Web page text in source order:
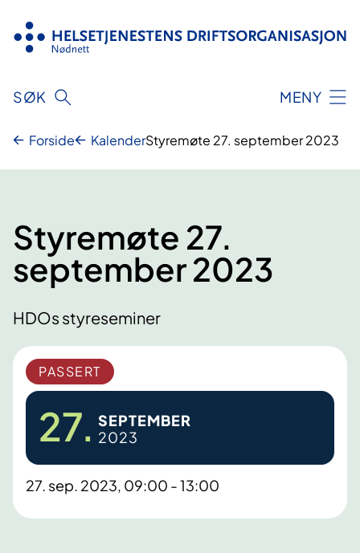
innhold
SØK MENY
Forside KalenderStyremøte 27. september 2023
Styremøte 27.
september 2023
HDOs styreseminer
PASSERT
27. SEPTEMBER
2023
27. sep. 2023, 09:00 - 13:00